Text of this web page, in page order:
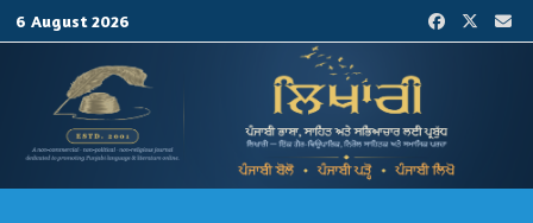
6 August 2026